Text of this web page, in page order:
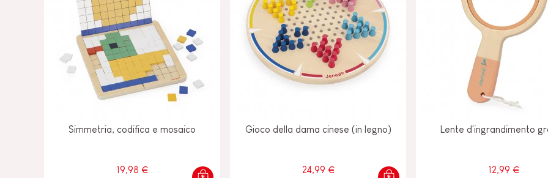
Simmetria, codifica e mosaico
19,98 €
Gioco della dama cinese (in legno)
24,99 €
Lente d'ingrandimento
12,99 €